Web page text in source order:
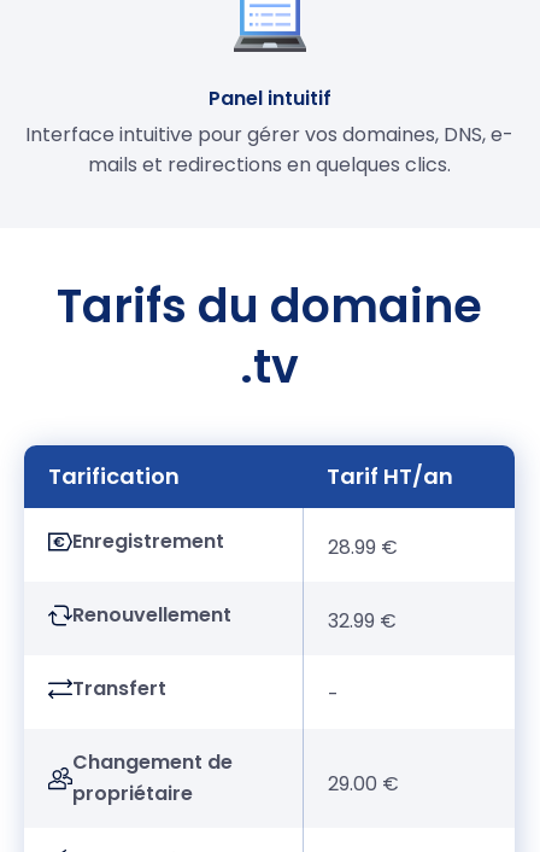
Panel intuitif
Interface intuitive pour gérer vos domaines, DNS, e-
mails et redirections en quelques clics.
Tarifs du domaine
.tv
Tarification Tarif HT/an
Enregistrement 28.99 €
Renouvellement 32.99 €
Transfert -
Changement de
propriétaire
29.00 €